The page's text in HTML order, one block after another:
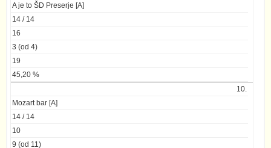
A je to ŠD Preserje [A]
14 / 14
16
3 (od 4)
19
45,20 %
10.
Mozart bar [A]
14 / 14
10
9 (od 11)